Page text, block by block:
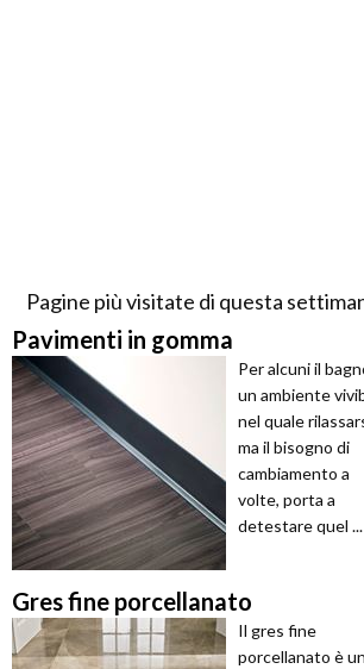
Pagine più visitate di questa
Pavimenti in gomma
Per alcuni il
un ambiente
nel quale
ma il bisogno di
cambiamento a
volte, porta a
detestare quel ...
Gres fine porcellanato
Il gres fine
porcellanato è un